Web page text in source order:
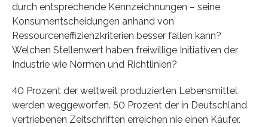
durch entsprechende Kennzeichnungen – seine
Konsumentscheidungen anhand von
Ressourceneffizienzkriterien besser fällen kann?
Welchen Stellenwert haben freiwillige Initiativen der
Industrie wie Normen und Richtlinien?
40 Prozent der weltweit produzierten Lebensmittel
werden weggeworfen. 50 Prozent der in Deutschland
vertriebenen Zeitschriften erreichen nie einen Käufer.